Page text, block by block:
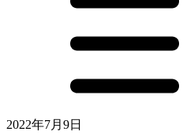
2022年7月9日